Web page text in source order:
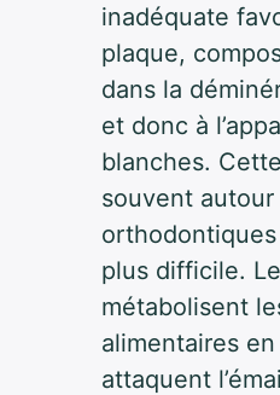
inadéquate
plaque,
dans la
et donc à
blanches.
souvent
plus difficile.
métabolisent
alimentaires
attaquent